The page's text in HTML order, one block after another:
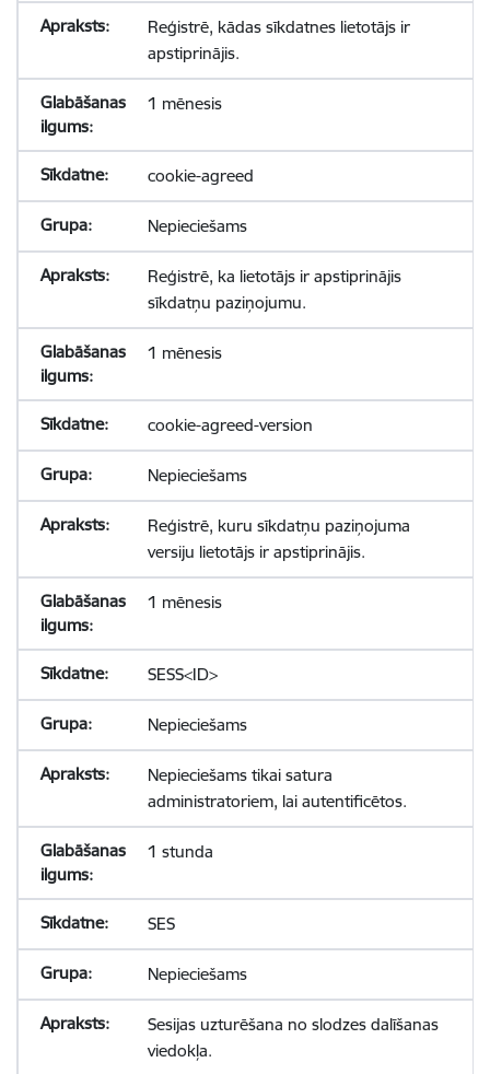
Reģistrē, kādas sīkdatnes lietotājs ir
apstiprinājis.
1 mēnesis
cookie-agreed
Nepieciešams
Reģistrē, ka lietotājs ir apstiprinājis
sīkdatņu paziņojumu.
1 mēnesis
cookie-agreed-version
Nepieciešams
Reģistrē, kuru sīkdatņu paziņojuma
versiju lietotājs ir apstiprinājis.
1 mēnesis
SESS<ID>
Nepieciešams
Nepieciešams tikai satura
administratoriem, lai autentificētos.
1 stunda
SES
Nepieciešams
Sesijas uzturēšana no slodzes dalīšanas
viedokļa.